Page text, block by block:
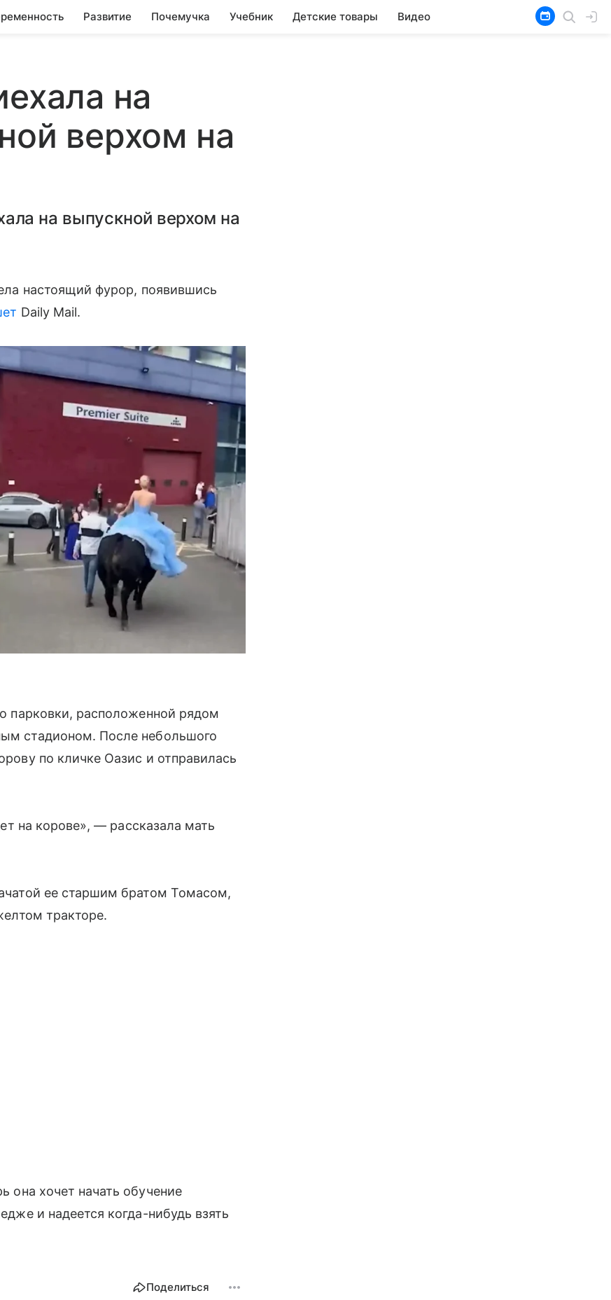
Развитие Почемучка Учебник Детские товары Видео
на
верхом на
на выпускной верхом на
настоящий фурор, появившись
Daily Mail.
парковки, расположенной рядом
стадионом. После небольшого
по кличке Оазис и отправилась
на корове», — рассказала мать
ее старшим братом Томасом,
тракторе.
она хочет начать обучение
и надеется когда-нибудь взять
Поделиться